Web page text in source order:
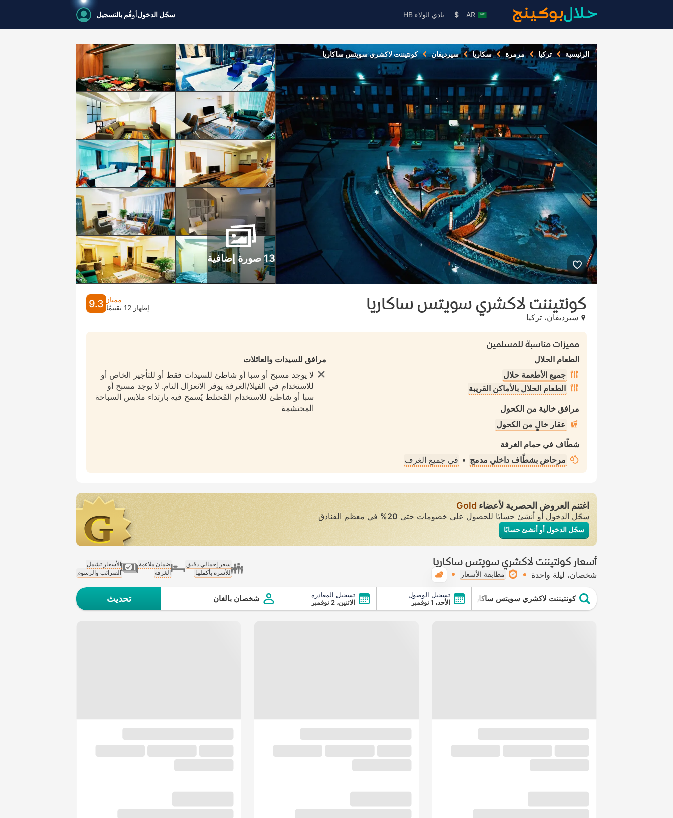
AR
$ نادي الولاء HB سجّل الدخولأوقُم بالتسجيل
الرئيسية تركيا مرمرة سكاريا سيرديفان كونتيننت لاكشري سويتس ساكاريا
13 صورة إضافية
كونتيننت لاكشري سويتس ساكاريا
سيرديفان، تركيا
ممتاز
إظهار 12 تقييمًا
9.3
مميزات مناسبة للمسلمين
الطعام الحلال
جميع الأطعمة حلال
الطعام الحلال بالأماكن القريبة
مرافق خالية من الكحول
عقار خالٍ من الكحول
شطّاف في حمام الغرفة
مرحاض بشطّاف داخلي مدمج • في جميع الغرف
مرافق للسيدات والعائلات
لا يوجد مسبح أو سبا أو شاطئ للسيدات فقط أو للتأجير الخاص أو
للاستخدام في الفيلا/الغرفة يوفر الانعزال التام. لا يوجد مسبح أو
سبا أو شاطئ للاستخدام المُختلط يُسمح فيه بارتداء ملابس السباحة
المحتشمة
اغتنم العروض الحصرية لأعضاء Gold
سجّل الدخول أو أنشئ حسابًا للحصول على خصومات حتى 20% في معظم الفنادق
سجّل الدخول أو أنشئ حسابًا
أسعار كونتيننت لاكشري سويتس ساكاريا
شخصان ليلة واحدة مطابقة الأسعار
سعر إجمالي دقيق
للأسرة بأكملها
ضمان ملاءمة
الغرفة
الأسعار تشمل
الضرائب والرسوم
كونتيننت لاكشري سويتس ساكاريا
تسجيل الوصول
الأحد، 1 نوفمبر
تسجيل المغادرة
الاثنين، 2 نوفمبر
شخصان بالغان تحديث